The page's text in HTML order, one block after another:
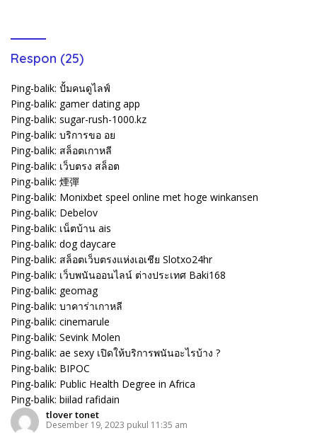
Respon (25)
Ping-balik: ปั้มคนดูไลฟ์
Ping-balik: gamer dating app
Ping-balik: sugar-rush-1000.kz
Ping-balik: บริการขอ อย
Ping-balik: สล็อตเกาหลี
Ping-balik: เว็บตรง สล็อต
Ping-balik: 煙彈
Ping-balik: Monixbet speel online met hoge winkansen
Ping-balik: Debelov
Ping-balik: เน็ตบ้าน ais
Ping-balik: dog daycare
Ping-balik: สล็อตเว็บตรงแห่งเอเชีย Slotxo24hr
Ping-balik: เว็บพนันออนไลน์ ต่างประเทศ Baki168
Ping-balik: geomag
Ping-balik: บาคาร่าเกาหลี
Ping-balik: cinemarule
Ping-balik: Sevink Molen
Ping-balik: ae sexy เปิดให้บริการพนันอะไรบ้าง ?
Ping-balik: BIPOC
Ping-balik: Public Health Degree in Africa
Ping-balik: biilad rafidain
tlover tonet
Desember 19, 2023 pukul 11:35 am